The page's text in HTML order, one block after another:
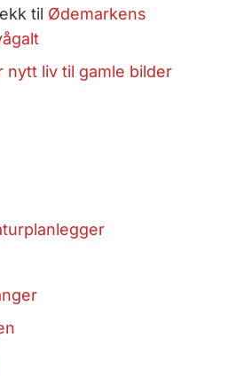
til Ødemarkens
nytt liv til gamle bilder